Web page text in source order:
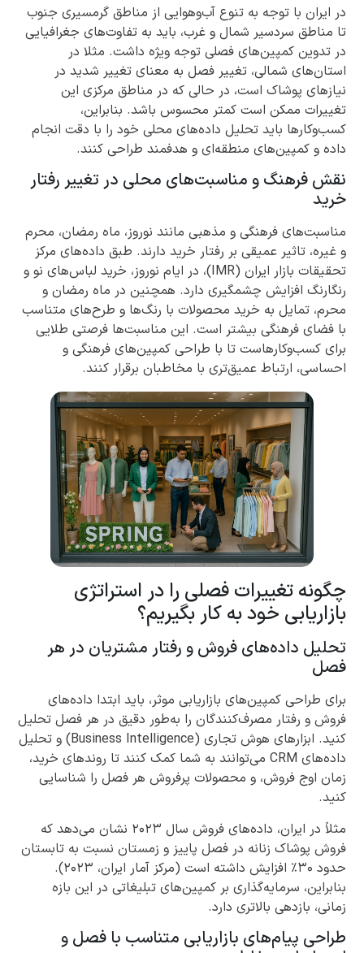
در ایران با توجه به تنوع آب‌وهوایی از مناطق گرمسیری جنوب
تا مناطق سردسیر شمال و غرب، باید به تفاوت‌های جغرافیایی
در تدوین کمپین‌های فصلی توجه ویژه داشت. مثلا در
استان‌های شمالی، تغییر فصل به معنای تغییر شدید در
نیازهای پوشاک است، در حالی که در مناطق مرکزی این
تغییرات ممکن است کمتر محسوس باشد. بنابراین،
کسب‌وکارها باید تحلیل داده‌های محلی خود را با دقت انجام
داده و کمپین‌های منطقه‌ای و هدفمند طراحی کنند.
نقش فرهنگ و مناسبت‌های محلی در تغییر رفتار
خرید
مناسبت‌های فرهنگی و مذهبی مانند نوروز، ماه رمضان، محرم
و غیره، تاثیر عمیقی بر رفتار خرید دارند. طبق داده‌های مرکز
تحقیقات بازار ایران (IMR)، در ایام نوروز، خرید لباس‌های نو و
رنگارنگ افزایش چشمگیری دارد. همچنین در ماه رمضان و
محرم، تمایل به خرید محصولات با رنگ‌ها و طرح‌های متناسب
با فضای فرهنگی بیشتر است. این مناسبت‌ها فرصتی طلایی
برای کسب‌وکارهاست تا با طراحی کمپین‌های فرهنگی و
احساسی، ارتباط عمیق‌تری با مخاطبان برقرار کنند.
چگونه تغییرات فصلی را در استراتژی
بازاریابی خود به کار بگیریم؟
تحلیل داده‌های فروش و رفتار مشتریان در هر
فصل
برای طراحی کمپین‌های بازاریابی موثر، باید ابتدا داده‌های
فروش و رفتار مصرف‌کنندگان را به‌طور دقیق در هر فصل تحلیل
کنید. ابزارهای هوش تجاری (Business Intelligence) و تحلیل
داده‌های CRM می‌توانند به شما کمک کنند تا روندهای خرید،
زمان اوج فروش، و محصولات پرفروش هر فصل را شناسایی
کنید.
مثلاً در ایران، داده‌های فروش سال ۲۰۲۳ نشان می‌دهد که
فروش پوشاک زنانه در فصل پاییز و زمستان نسبت به تابستان
حدود ۳۰٪ افزایش داشته است (مرکز آمار ایران، ۲۰۲۳).
بنابراین، سرمایه‌گذاری بر کمپین‌های تبلیغاتی در این بازه
زمانی، بازدهی بالاتری دارد.
طراحی پیام‌های بازاریابی متناسب با فصل و